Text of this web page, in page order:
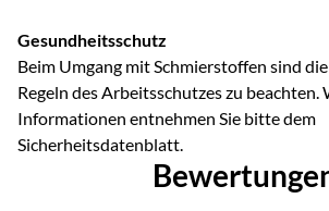
Gesundheitsschutz
Beim Umgang mit Schmierstoffen sind
Regeln des Arbeitsschutzes zu beachten.
Informationen entnehmen Sie bitte dem
Sicherheitsdatenblatt.